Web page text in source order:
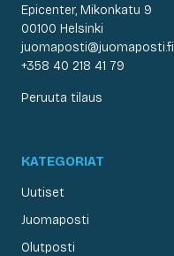
Epicenter, Mikonkatu 9
00100 Helsinki
juomaposti@juomaposti.fi
+358 40 218 41 79
Peruuta tilaus
KATEGORIAT
Uutiset
Juomaposti
Olutposti